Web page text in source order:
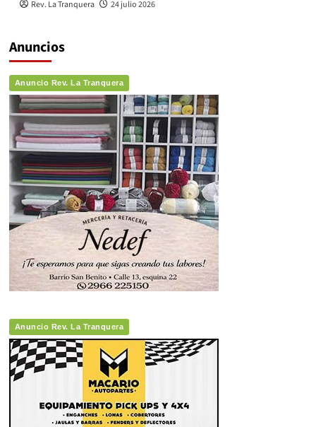
Rev. La Tranquera 24 julio 2026
Anuncios
Anuncio Rev. La Tranquera
Anuncio Rev. La Tranquera